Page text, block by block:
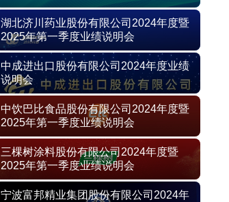
湖北济川药业股份有限公司2024年度暨
2025年第一季度业绩说明会
中成进出口股份有限公司2024年度业绩
说明会
中饮巴比食品股份有限公司2024年度暨
2025年第一季度业绩说明会
三棵树涂料股份有限公司2024年度暨
2025年第一季度业绩说明会
宁波富邦精业集团股份有限公司2024年